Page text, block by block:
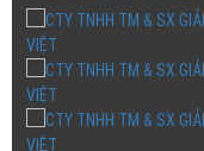
GIỚI THIỆU